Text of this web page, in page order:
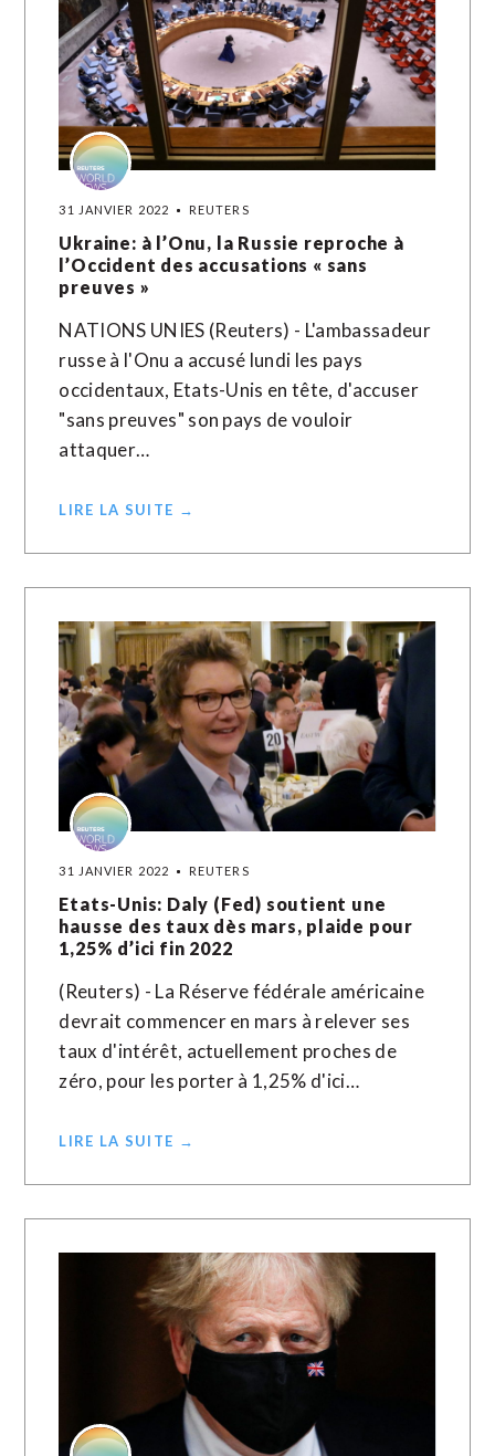
31 JANVIER 2022 REUTERS
Ukraine: à l’Onu, la Russie reproche à
l’Occident des accusations « sans
preuves »
NATIONS UNIES (Reuters) - L'ambassadeur
russe à l'Onu a accusé lundi les pays
occidentaux, Etats-Unis en tête, d'accuser
"sans preuves" son pays de vouloir
attaquer…
LIRE LA SUITE →
31 JANVIER 2022 REUTERS
Etats-Unis: Daly (Fed) soutient une
hausse des taux dès mars, plaide pour
1,25% d’ici fin 2022
(Reuters) - La Réserve fédérale américaine
devrait commencer en mars à relever ses
taux d'intérêt, actuellement proches de
zéro, pour les porter à 1,25% d'ici…
LIRE LA SUITE →